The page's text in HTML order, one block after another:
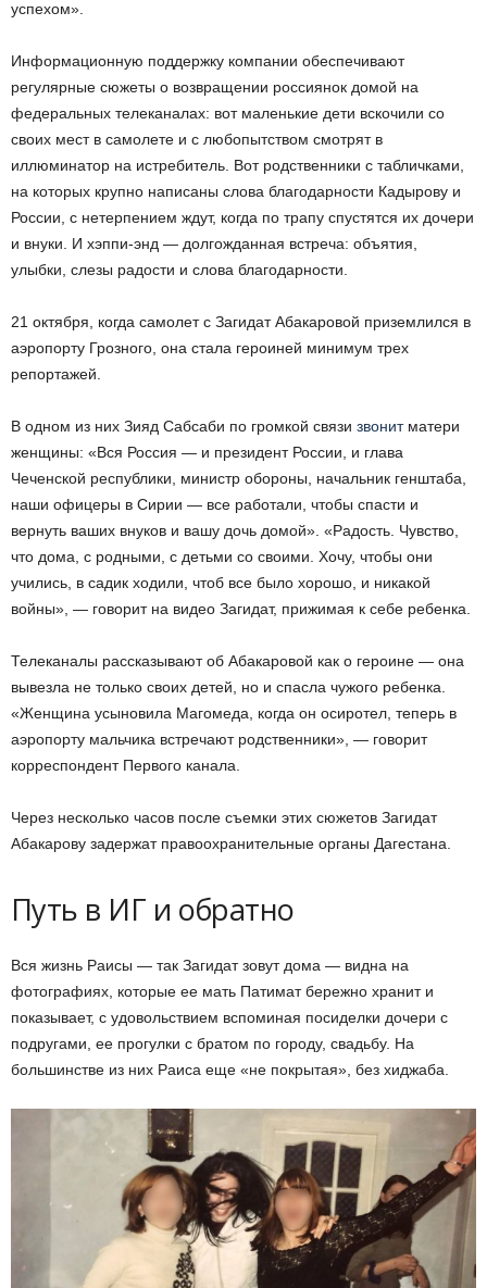
успехом».
Информационную поддержку компании обеспечивают
регулярные сюжеты о возвращении россиянок домой на
федеральных телеканалах: вот маленькие дети вскочили со
своих мест в самолете и с любопытством смотрят в
иллюминатор на истребитель. Вот родственники с табличками,
на которых крупно написаны слова благодарности Кадырову и
России, с нетерпением ждут, когда по трапу спустятся их дочери
и внуки. И хэппи-энд — долгожданная встреча: объятия,
улыбки, слезы радости и слова благодарности.
21 октября, когда самолет с Загидат Абакаровой приземлился в
аэропорту Грозного, она стала героиней минимум трех
репортажей.
В одном из них Зияд Сабсаби по громкой связи звонитматери
женщины: «Вся Россия — и президент России, и глава
Чеченской республики, министр обороны, начальник генштаба,
наши офицеры в Сирии — все работали, чтобы спасти и
вернуть ваших внуков и вашу дочь домой». «Радость. Чувство,
что дома, с родными, с детьми со своими. Хочу, чтобы они
учились, в садик ходили, чтоб все было хорошо, и никакой
войны», — говорит на видео Загидат, прижимая к себе ребенка.
Телеканалы рассказывают об Абакаровой как о героине — она
вывезла не только своих детей, но и спасла чужого ребенка.
«Женщина усыновила Магомеда, когда он осиротел, теперь в
аэропорту мальчика встречают родственники», — говорит
корреспондент Первого канала.
Через несколько часов после съемки этих сюжетов Загидат
Абакарову задержат правоохранительные органы Дагестана.
Путь в ИГ и обратно
Вся жизнь Раисы — так Загидат зовут дома — видна на
фотографиях, которые ее мать Патимат бережно хранит и
показывает, с удовольствием вспоминая посиделки дочери с
подругами, ее прогулки с братом по городу, свадьбу. На
большинстве из них Раиса еще «не покрытая», без хиджаба.